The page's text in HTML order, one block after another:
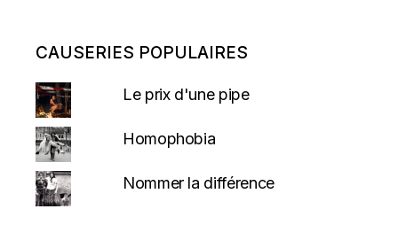
CAUSERIES POPULAIRES
Le prix d'une pipe
Homophobia
Nommer la différence